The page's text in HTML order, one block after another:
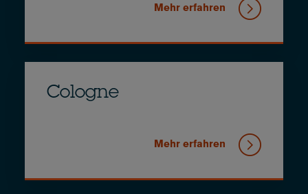
Mehr erfahren
Cologne
Mehr erfahren